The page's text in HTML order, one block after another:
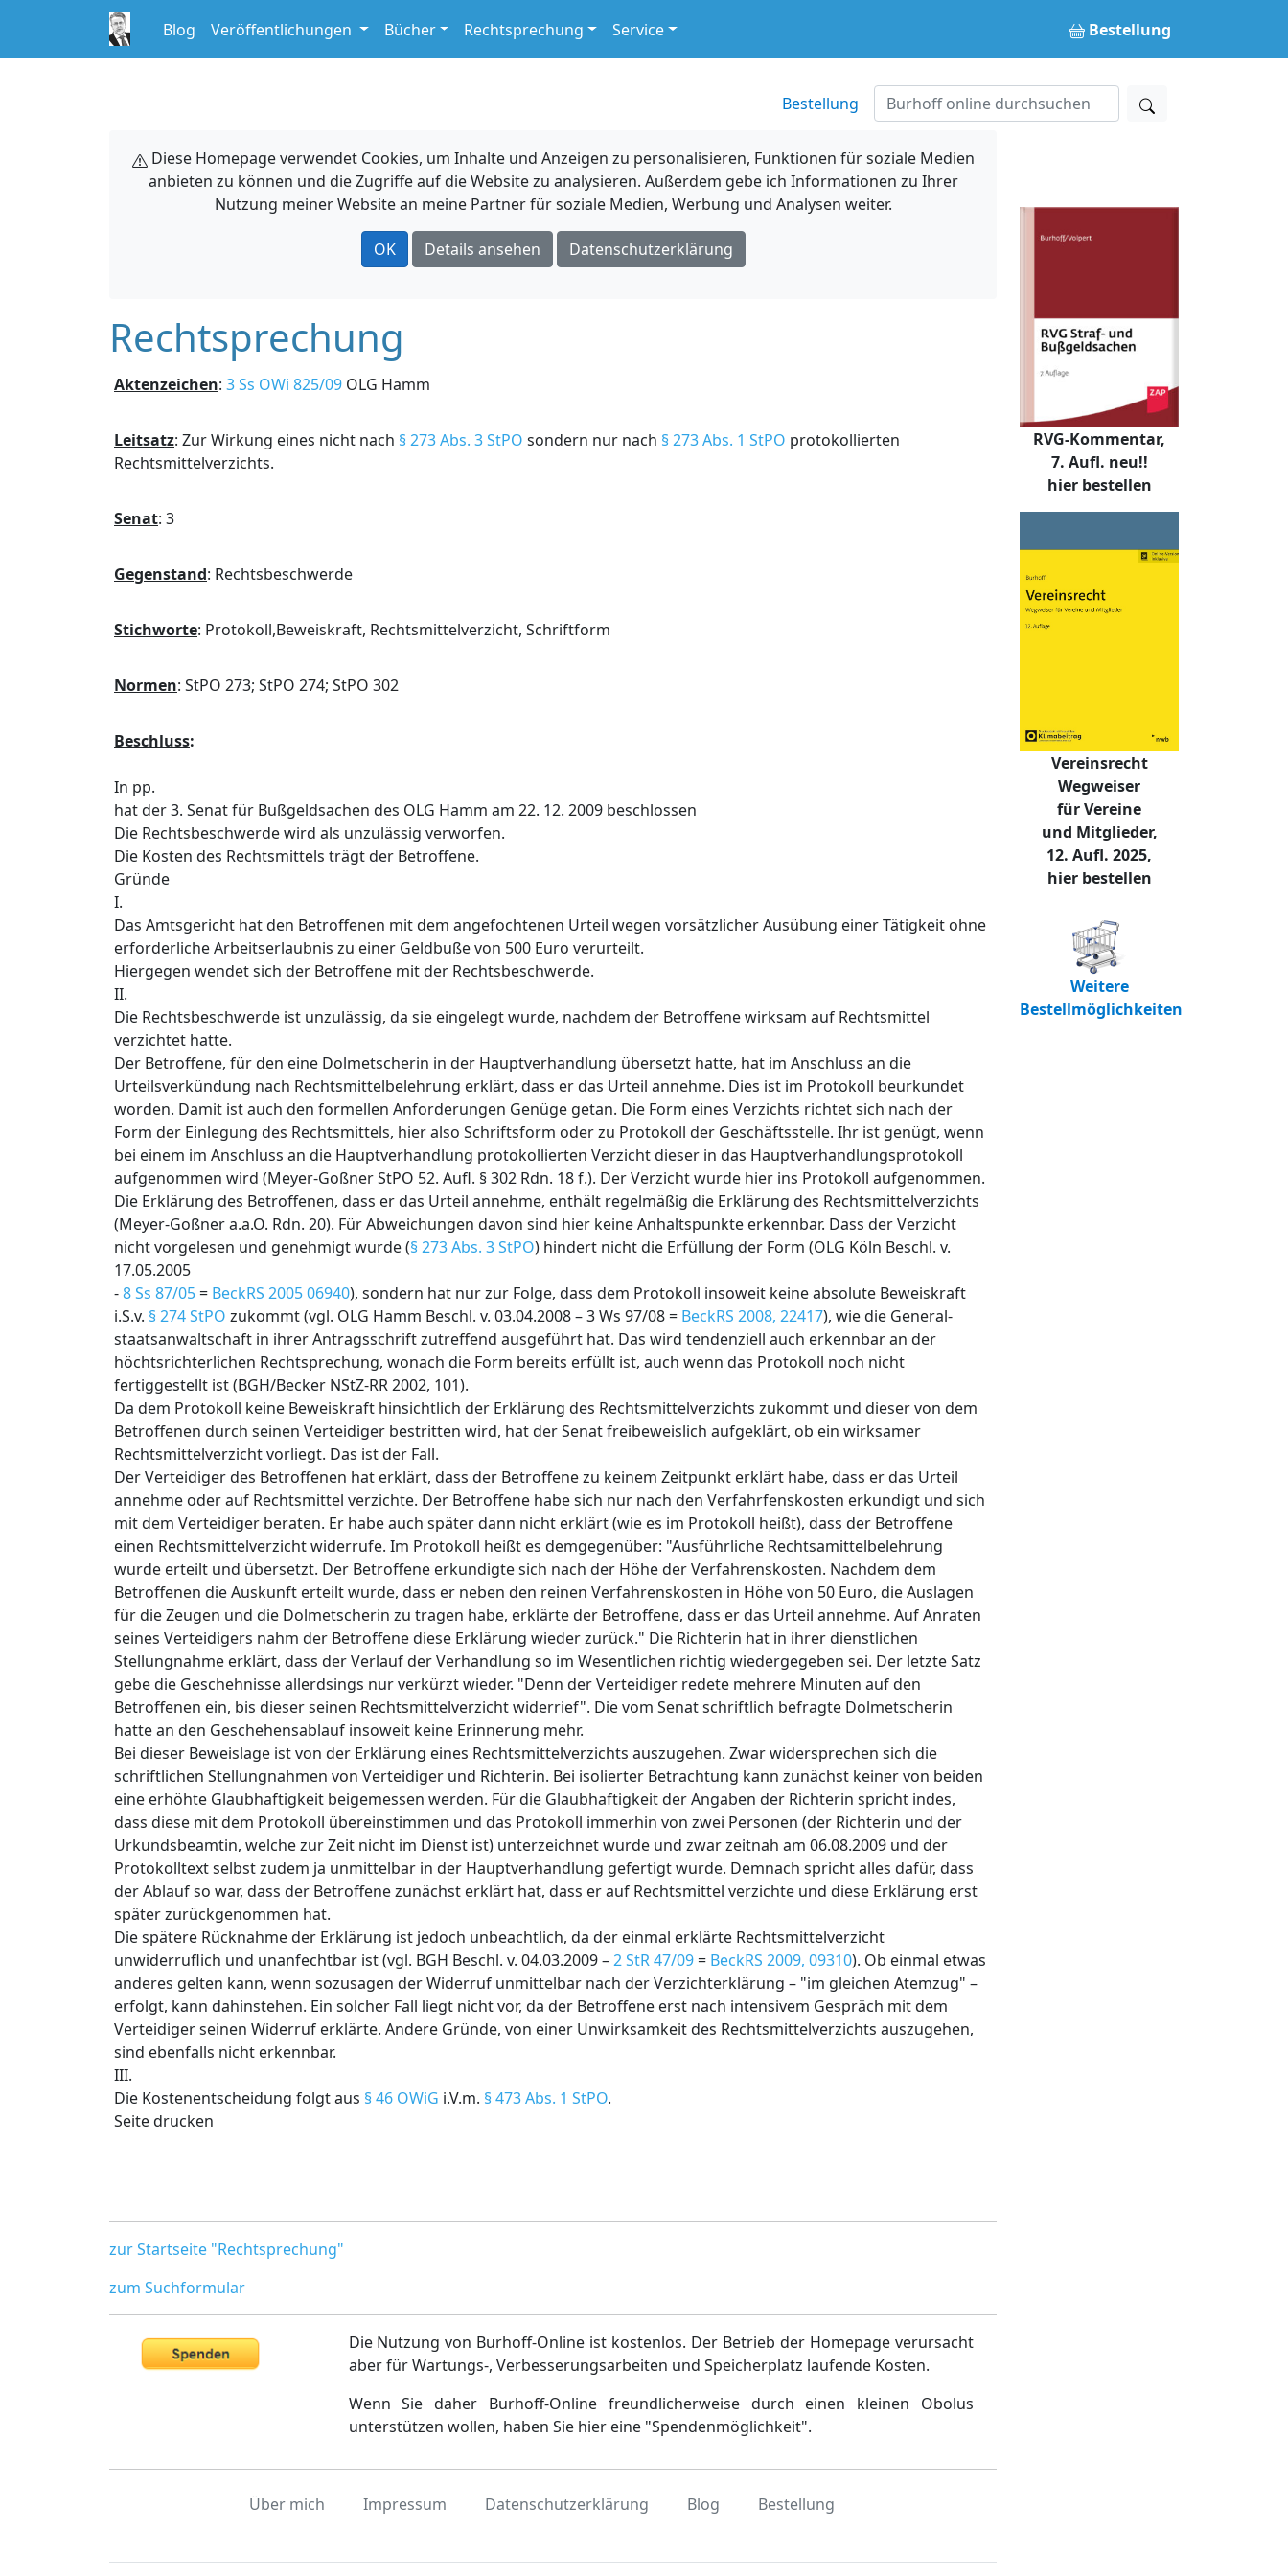
Blog Veröffentlichungen Bücher Rechtsprechung Service Bestellung
Bestellung
Diese Homepage verwendet Cookies, um Inhalte und Anzeigen zu personalisieren, Funktionen für soziale Medien
anbieten zu können und die Zugriffe auf die Website zu analysieren. Außerdem gebe ich Informationen zu Ihrer
Nutzung meiner Website an meine Partner für soziale Medien, Werbung und Analysen weiter.
OK Details ansehen Datenschutzerklärung
Rechtsprechung
Aktenzeichen: 3 Ss OWi 825/09 OLG Hamm
Leitsatz: Zur Wirkung eines nicht nach § 273 Abs. 3 StPO sondern nur nach § 273 Abs. 1 StPO protokollierten
Rechtsmittelverzichts.
Senat: 3
Gegenstand: Rechtsbeschwerde
Stichworte: Protokoll,Beweiskraft, Rechtsmittelverzicht, Schriftform
Normen: StPO 273; StPO 274; StPO 302
Beschluss:
In pp.
hat der 3. Senat für Bußgeldsachen des OLG Hamm am 22. 12. 2009 beschlossen
Die Rechtsbeschwerde wird als unzulässig verworfen.
Die Kosten des Rechtsmittels trägt der Betroffene.
Gründe
I.
Das Amtsgericht hat den Betroffenen mit dem angefochtenen Urteil wegen vorsätzlicher Ausübung einer Tätigkeit ohne
erforderliche Arbeitserlaubnis zu einer Geldbuße von 500 Euro verurteilt.
Hiergegen wendet sich der Betroffene mit der Rechtsbeschwerde.
II.
Die Rechtsbeschwerde ist unzulässig, da sie eingelegt wurde, nachdem der Betroffene wirksam auf Rechtsmittel
verzichtet hatte.
Der Betroffene, für den eine Dolmetscherin in der Hauptverhandlung übersetzt hatte, hat im Anschluss an die
Urteilsverkündung nach Rechtsmittelbelehrung erklärt, dass er das Urteil annehme. Dies ist im Protokoll beurkundet
worden. Damit ist auch den formellen Anforderungen Genüge getan. Die Form eines Verzichts richtet sich nach der
Form der Einlegung des Rechtsmittels, hier also Schriftsform oder zu Protokoll der Geschäftsstelle. Ihr ist genügt, wenn
bei einem im Anschluss an die Hauptverhandlung protokollierten Verzicht dieser in das Hauptverhandlungsprotokoll
aufgenommen wird (Meyer-Goßner StPO 52. Aufl. § 302 Rdn. 18 f.). Der Verzicht wurde hier ins Protokoll aufgenommen.
Die Erklärung des Betroffenen, dass er das Urteil annehme, enthält regelmäßig die Erklärung des Rechtsmittelverzichts
(Meyer-Goßner a.a.O. Rdn. 20). Für Abweichungen davon sind hier keine Anhaltspunkte erkennbar. Dass der Verzicht
nicht vorgelesen und genehmigt wurde (§ 273 Abs. 3 StPO) hindert nicht die Erfüllung der Form (OLG Köln Beschl. v.
17.05.2005
-8 Ss 87/05= BeckRS 2005 06940), sondern hat nur zur Folge, dass dem Protokoll insoweit keine absolute Beweiskraft
i.S.v. § 274 StPO zukommt (vgl. OLG Hamm Beschl. v. 03.04.2008 – 3 Ws 97/08 = BeckRS 2008, 22417), wie die General-
staatsanwaltschaft in ihrer Antragsschrift zutreffend ausgeführt hat. Das wird tendenziell auch erkennbar an der
höchtsrichterlichen Rechtsprechung, wonach die Form bereits erfüllt ist, auch wenn das Protokoll noch nicht
fertiggestellt ist (BGH/Becker NStZ-RR 2002, 101).
Da dem Protokoll keine Beweiskraft hinsichtlich der Erklärung des Rechtsmittelverzichts zukommt und dieser von dem
Betroffenen durch seinen Verteidiger bestritten wird, hat der Senat freibeweislich aufgeklärt, ob ein wirksamer
Rechtsmittelverzicht vorliegt. Das ist der Fall.
Der Verteidiger des Betroffenen hat erklärt, dass der Betroffene zu keinem Zeitpunkt erklärt habe, dass er das Urteil
annehme oder auf Rechtsmittel verzichte. Der Betroffene habe sich nur nach den Verfahrfenskosten erkundigt und sich
mit dem Verteidiger beraten. Er habe auch später dann nicht erklärt (wie es im Protokoll heißt), dass der Betroffene
einen Rechtsmittelverzicht widerrufe. Im Protokoll heißt es demgegenüber: "Ausführliche Rechtsamittelbelehrung
wurde erteilt und übersetzt. Der Betroffene erkundigte sich nach der Höhe der Verfahrenskosten. Nachdem dem
Betroffenen die Auskunft erteilt wurde, dass er neben den reinen Verfahrenskosten in Höhe von 50 Euro, die Auslagen
für die Zeugen und die Dolmetscherin zu tragen habe, erklärte der Betroffene, dass er das Urteil annehme. Auf Anraten
seines Verteidigers nahm der Betroffene diese Erklärung wieder zurück." Die Richterin hat in ihrer dienstlichen
Stellungnahme erklärt, dass der Verlauf der Verhandlung so im Wesentlichen richtig wiedergegeben sei. Der letzte Satz
gebe die Geschehnisse allerdsings nur verkürzt wieder. "Denn der Verteidiger redete mehrere Minuten auf den
Betroffenen ein, bis dieser seinen Rechtsmittelverzicht widerrief". Die vom Senat schriftlich befragte Dolmetscherin
hatte an den Geschehensablauf insoweit keine Erinnerung mehr.
Bei dieser Beweislage ist von der Erklärung eines Rechtsmittelverzichts auszugehen. Zwar widersprechen sich die
schriftlichen Stellungnahmen von Verteidiger und Richterin. Bei isolierter Betrachtung kann zunächst keiner von beiden
eine erhöhte Glaubhaftigkeit beigemessen werden. Für die Glaubhaftigkeit der Angaben der Richterin spricht indes,
dass diese mit dem Protokoll übereinstimmen und das Protokoll immerhin von zwei Personen (der Richterin und der
Urkundsbeamtin, welche zur Zeit nicht im Dienst ist) unterzeichnet wurde und zwar zeitnah am 06.08.2009 und der
Protokolltext selbst zudem ja unmittelbar in der Hauptverhandlung gefertigt wurde. Demnach spricht alles dafür, dass
der Ablauf so war, dass der Betroffene zunächst erklärt hat, dass er auf Rechtsmittel verzichte und diese Erklärung erst
später zurückgenommen hat.
Die spätere Rücknahme der Erklärung ist jedoch unbeachtlich, da der einmal erklärte Rechtsmittelverzicht
unwiderruflich und unanfechtbar ist (vgl. BGH Beschl. v. 04.03.2009 –2 StR 47/09= BeckRS 2009, 09310). Ob einmal etwas
anderes gelten kann, wenn sozusagen der Widerruf unmittelbar nach der Verzichterklärung – "im gleichen Atemzug" –
erfolgt, kann dahinstehen. Ein solcher Fall liegt nicht vor, da der Betroffene erst nach intensivem Gespräch mit dem
Verteidiger seinen Widerruf erklärte. Andere Gründe, von einer Unwirksamkeit des Rechtsmittelverzichts auszugehen,
sind ebenfalls nicht erkennbar.
III.
Die Kostenentscheidung folgt aus § 46 OWiG i.V.m. § 473 Abs. 1 StPO.
Seite drucken
zur Startseite "Rechtsprechung"
zum Suchformular
Die Nutzung von Burhoff-Online ist kostenlos. Der Betrieb der Homepage verursacht
aber für Wartungs-, Verbesserungsarbeiten und Speicherplatz laufende Kosten.
Wenn Sie daher Burhoff-Online freundlicherweise durch einen kleinen Obolus
unterstützen wollen, haben Sie hier eine "Spendenmöglichkeit".
Über mich Impressum Datenschutzerklärung Blog Bestellung
RVG-Kommentar,
7. Aufl. neu!!
hier bestellen
Vereinsrecht
Wegweiser
für Vereine
und Mitglieder,
12. Aufl. 2025,
hier bestellen
Weitere
Bestellmöglichkeiten